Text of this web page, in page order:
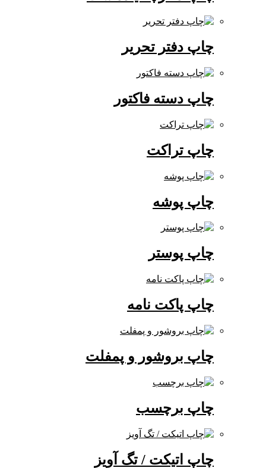
چاپ دفتر تحریر
چاپ دسته فاکتور
چاپ تراکت
چاپ پوشه
چاپ پوستر
چاپ پاکت نامه
چاپ بروشور و پمفلت
چاپ برچسب
چاپ اتیکت / تگ آویز